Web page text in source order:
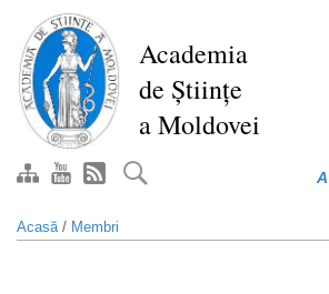
conţinutul
principal
Academia
de Științe
a Moldovei
A
Acasă/ Membri